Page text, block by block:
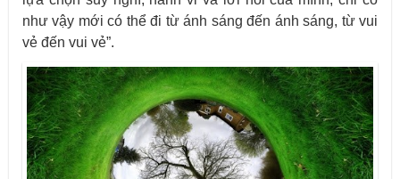
như vậy mới có thể đi từ ánh sáng đến ánh sáng, từ vui
vẻ đến vui vẻ”.